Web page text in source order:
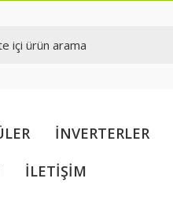
İNVERTERLER
İLETİŞİM